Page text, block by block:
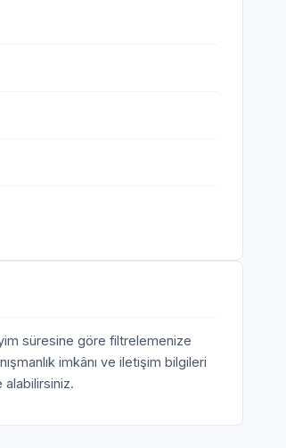
süresine göre filtrelemenize
imkânı ve iletişim bilgileri
alabilirsiniz.